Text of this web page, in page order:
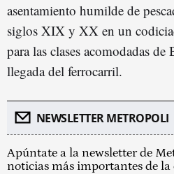
asentamiento humilde de
siglos XIX y XX en un
para las clases acomodadas
llegada del ferrocarril.
NEWSLETTER METROPOLI
Apúntate a la newsletter de
noticias más importantes de la